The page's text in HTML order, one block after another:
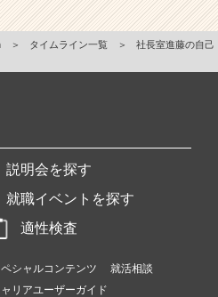
＞ タイムライン一覧 ＞
社長室進藤の自己
説明会を探す
就職イベントを探す
適性検査
ペシャルコンテンツ
就活相談
リアユーザーガイド